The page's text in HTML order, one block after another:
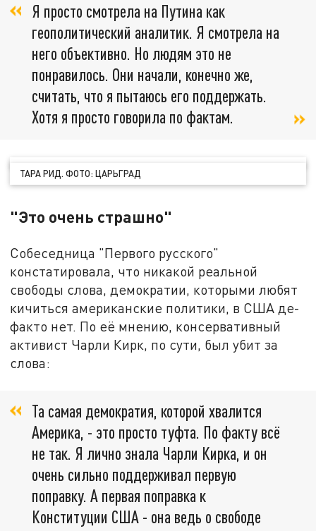
Я просто смотрела на Путина как
геополитический аналитик. Я смотрела на
него объективно. Но людям это не
понравилось. Они начали, конечно же,
считать, что я пытаюсь его поддержать.
Хотя я просто говорила по фактам.
ТАРА РИД. ФОТО: ЦАРЬГРАД
"Это очень страшно"
Собеседница "Первого русского"
констатировала, что никакой реальной
свободы слова, демократии, которыми любят
кичиться американские политики, в США де-
факто нет. По её мнению, консервативный
активист Чарли Кирк, по сути, был убит за
слова:
Та самая демократия, которой хвалится
Америка, - это просто туфта. По факту всё
не так. Я лично знала Чарли Кирка, и он
очень сильно поддерживал первую
поправку. А первая поправка к
Конституции США - она ведь о свободе